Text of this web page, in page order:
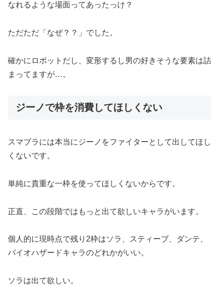
なれるような場面ってあったっけ？
ただただ「なぜ？？」でした。
確かにロボットだし、変形するし男の好きそうな要素は詰
まってますが…。
ジーノで枠を消費してほしくない
スマブラには本当にジーノをファイターとして出してほし
くないです。
単純に貴重な一枠を使ってほしくないからです。
正直、この段階ではもっと出て欲しいキャラがいます。
個人的に現時点で残り2枠はソラ、スティーブ、ダンテ、
バイオハザードキャラのどれかがいい。
ソラは出て欲しい。